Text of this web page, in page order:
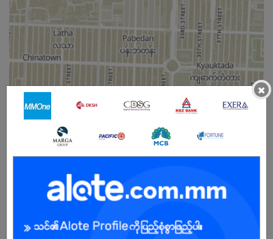
Female
About Our Company
We, KOSMI is Skincare & Cosmetic distributor in Myanmar. All of
Japan and Thailand etc. We promised that we aare selling 100%
authentic brands. Besides, We support your business with brands
×